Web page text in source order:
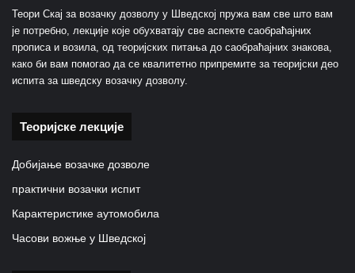
Теори Скај за возачку дозволу у Шведској пружа вам све што вам
је потребно, лекције које обухватају све аспекте саобраћајних
прописа и возила, од теоријских питања до саобраћајних знакова,
како би вам помогао да се квалитетно припремите за теоријски део
испита за шведску возачку дозволу.
Теоријске лекције
Добијање возачке дозволе
практични возачки испит
Карактеристике аутомобила
Часови вожње у Шведској